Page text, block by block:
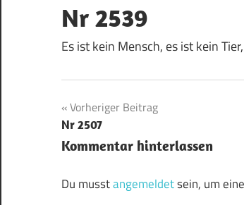
Nr 2539
Es ist kein Mensch, es ist kein
Beitragsnavigation
Vorheriger Beitrag
Nr 2507
Kommentar hinterlassen
Du musstangemeldetsein, um